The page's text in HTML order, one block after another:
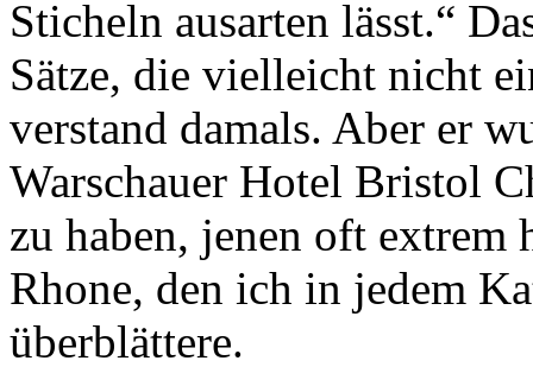
Sticheln ausarten lässt.“
Sätze, die vielleicht nicht
verstand damals. Aber er
Warschauer Hotel Bristol
zu haben, jenen oft
Rhone, den ich in jedem
überblättere.